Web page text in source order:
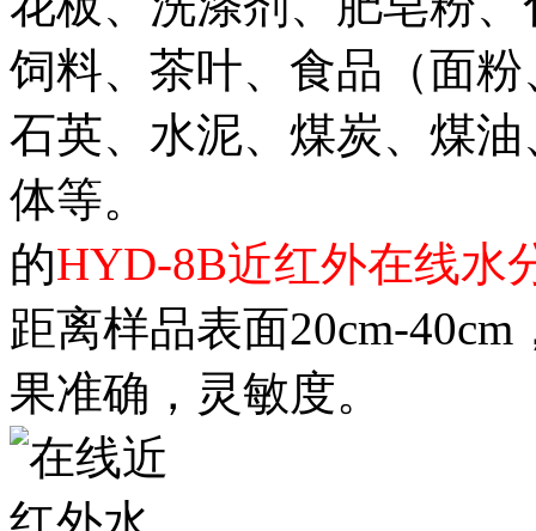
饲料、茶叶、食品（面
石英、水泥、煤炭、煤
体等。
的HYD-8B近红外在线水
距离样品表面20cm-
果准确，灵敏度。